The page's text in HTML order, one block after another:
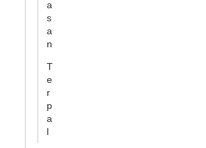
a
s
a
n
T
e
r
p
a
l